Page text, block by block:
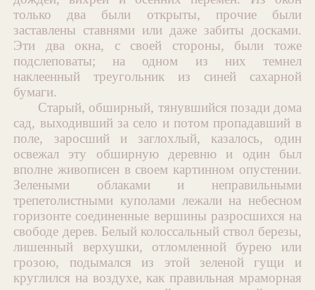
только два были открыты, прочие были
заставлены ставнями или даже забиты досками.
Эти два окна, с своей стороны, были тоже
подслеповаты; на одном из них темнел
наклеенный треугольник из синей сахарной
бумаги.
Старый, обширный, тянувшийся позади дома
сад, выходивший за село и потом пропадавший в
поле, заросший и заглохлый, казалось, один
освежал эту обширную деревню и один был
вполне живописен в своем картинном опустении.
Зелеными облаками и неправильными
трепетолистными куполами лежали на небесном
горизонте соединенные вершины разросшихся на
свободе дерев. Белый колоссальный ствол березы,
лишенный верхушки, отломленной бурею или
грозою, подымался из этой зеленой гущи и
круглился на воздухе, как правильная мраморная